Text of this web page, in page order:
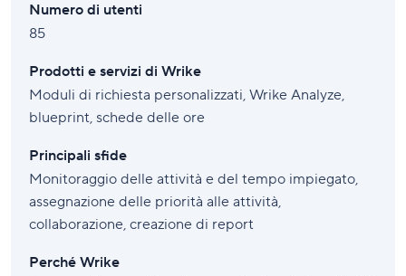
Numero di utenti
85
Prodotti e servizi di Wrike
Moduli di richiesta personalizzati, Wrike Analyze,
blueprint, schede delle ore
Principali sfide
Monitoraggio delle attività e del tempo impiegato,
assegnazione delle priorità alle attività,
collaborazione, creazione di report
Perché Wrike